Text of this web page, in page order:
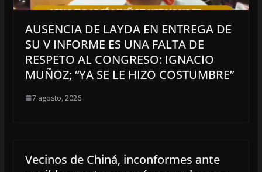
AUSENCIA DE LAYDA EN ENTREGA DE
SU V INFORME ES UNA FALTA DE
RESPETO AL CONGRESO: IGNACIO
MUÑOZ; “YA SE LE HIZO COSTUMBRE”
7 agosto, 2026
Vecinos de Chiná, inconformes ante